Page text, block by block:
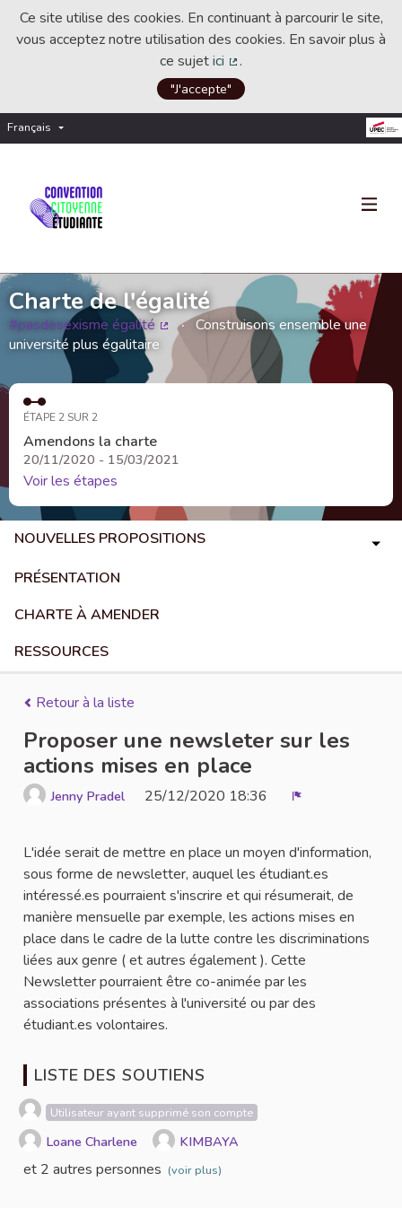
Ce site utilise des cookies. En continuant à parcourir le site,
vous acceptez notre utilisation des cookies. En savoir plus à
ce sujetici
(Lien externe)
.
"J'accepte"
Français Choisir la langue
Charte de l'égalité
#pasdesexisme égalité
(Lien externe)
Construisons ensemble une
université plus égalitaire
ÉTAPE 2 SUR 2
Amendons la charte
20/11/2020 - 15/03/2021
Voir les étapes
NOUVELLES PROPOSITIONS
PRÉSENTATION
CHARTE À AMENDER
RESSOURCES
Retour à la liste
Proposer une newsleter sur les
actions mises en place
Jenny Pradel 25/12/2020 18:36
L'idée serait de mettre en place un moyen d'information,
sous forme de newsletter, auquel les étudiant.es
intéressé.es pourraient s'inscrire et qui résumerait, de
manière mensuelle par exemple, les actions mises en
place dans le cadre de la lutte contre les discriminations
liées aux genre ( et autres également ). Cette
Newsletter pourraient être co-animée par les
associations présentes à l'université ou par des
étudiant.es volontaires.
LISTE DES SOUTIENS
Utilisateur ayant supprimé son compte
Loane Charlene KIMBAYA
et 2 autres personnes (voir plus)